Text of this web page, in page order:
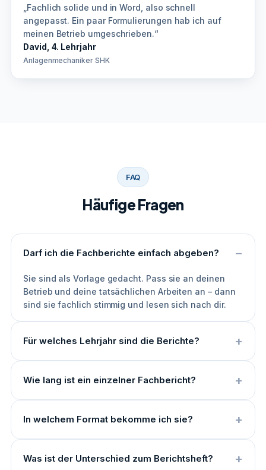
„Fachlich solide und in Word, also schnell
angepasst. Ein paar Formulierungen hab ich auf
meinen Betrieb umgeschrieben.“
David, 4. Lehrjahr
Anlagenmechaniker SHK
FAQ
Häufige Fragen
Darf ich die Fachberichte einfach abgeben?
Sie sind als Vorlage gedacht. Pass sie an deinen
Betrieb und deine tatsächlichen Arbeiten an – dann
sind sie fachlich stimmig und lesen sich nach dir.
Für welches Lehrjahr sind die Berichte?
Wie lang ist ein einzelner Fachbericht?
In welchem Format bekomme ich sie?
Was ist der Unterschied zum Berichtsheft?